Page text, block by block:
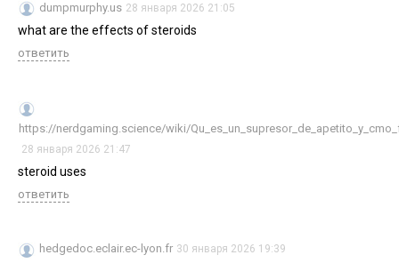
dumpmurphy.us 28 января 2026 21:05
what are the effects of steroids
ответить
https://nerdgaming.science/wiki/
28 января 2026 21:47
steroid uses
ответить
hedgedoc.eclair.ec-lyon.fr 30 января 2026 19:39